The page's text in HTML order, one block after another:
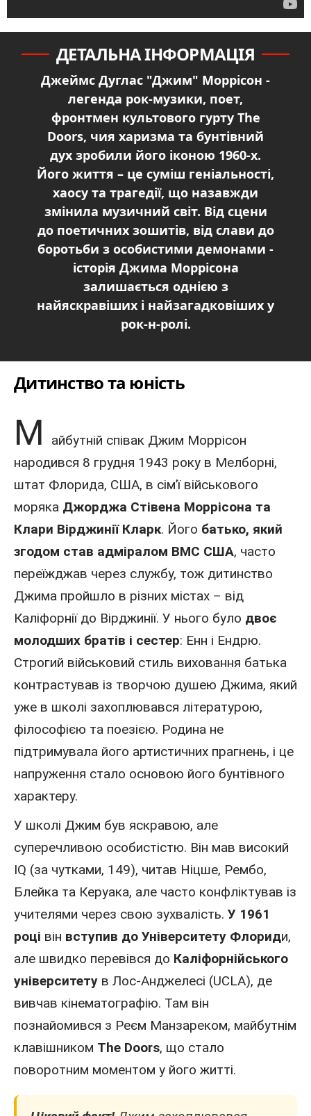
ДЕТАЛЬНА ІНФОРМАЦІЯ
Джеймс Дуглас "Джим" Моррісон -
легенда рок-музики, поет,
фронтмен культового гурту The
Doors, чия харизма та бунтівний
дух зробили його іконою 1960-х.
Його життя – це суміш геніальності,
хаосу та трагедії, що назавжди
змінила музичний світ. Від сцени
до поетичних зошитів, від слави до
боротьби з особистими демонами -
історія Джима Моррісона
залишається однією з
найяскравіших і найзагадковіших у
рок-н-ролі.
Дитинство та юність
М айбутній співак Джим Моррісон
народився 8 грудня 1943 року в Мелборні,
штат Флорида, США, в сім’ї військового
моряка Джорджа Стівена Моррісона та
Клари Вірджинії Кларк. Його батько, який
згодом став адміралом ВМС США, часто
переїжджав через службу, тож дитинство
Джима пройшло в різних містах – від
Каліфорнії до Вірджинії. У нього було двоє
молодших братів і сестер: Енн і Ендрю.
Строгий військовий стиль виховання батька
контрастував із творчою душею Джима, який
уже в школі захоплювався літературою,
філософією та поезією. Родина не
підтримувала його артистичних прагнень, і це
напруження стало основою його бунтівного
характеру.
У школі Джим був яскравою, але
суперечливою особистістю. Він мав високий
IQ (за чутками, 149), читав Ніцше, Рембо,
Блейка та Керуака, але часто конфліктував із
учителями через свою зухвалість. У 1961
році він вступив до Університету Флориди,
але швидко перевівся до Каліфорнійського
університету в Лос-Анджелесі (UCLA), де
вивчав кінематографію. Там він
познайомився з Реєм Манзареком, майбутнім
клавішником The Doors, що стало
поворотним моментом у його житті.